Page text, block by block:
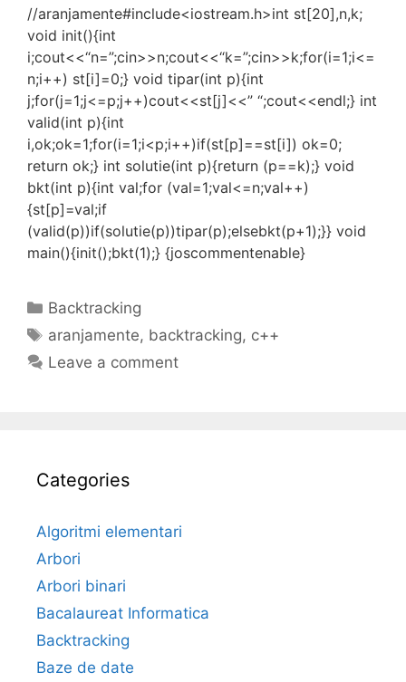
//aranjamente#include<iostream.h>int st[20],n,k;
void init(){int
i;cout<<“n=”;cin>>n;cout<<“k=”;cin>>k;for(i=1;i<=
n;i++) st[i]=0;} void tipar(int p){int
j;for(j=1;j<=p;j++)cout<<st[j]<<” “;cout<<endl;} int
valid(int p){int
i,ok;ok=1;for(i=1;i<p;i++)if(st[p]==st[i]) ok=0;
return ok;} int solutie(int p){return (p==k);} void
bkt(int p){int val;for (val=1;val<=n;val++)
{st[p]=val;if
(valid(p))if(solutie(p))tipar(p);elsebkt(p+1);}} void
main(){init();bkt(1);} {joscommentenable}
Categories
Backtracking
Tags
aranjamente, backtracking, c++
Leave a comment
Categories
Algoritmi elementari
Arbori
Arbori binari
Bacalaureat Informatica
Backtracking
Baze de date